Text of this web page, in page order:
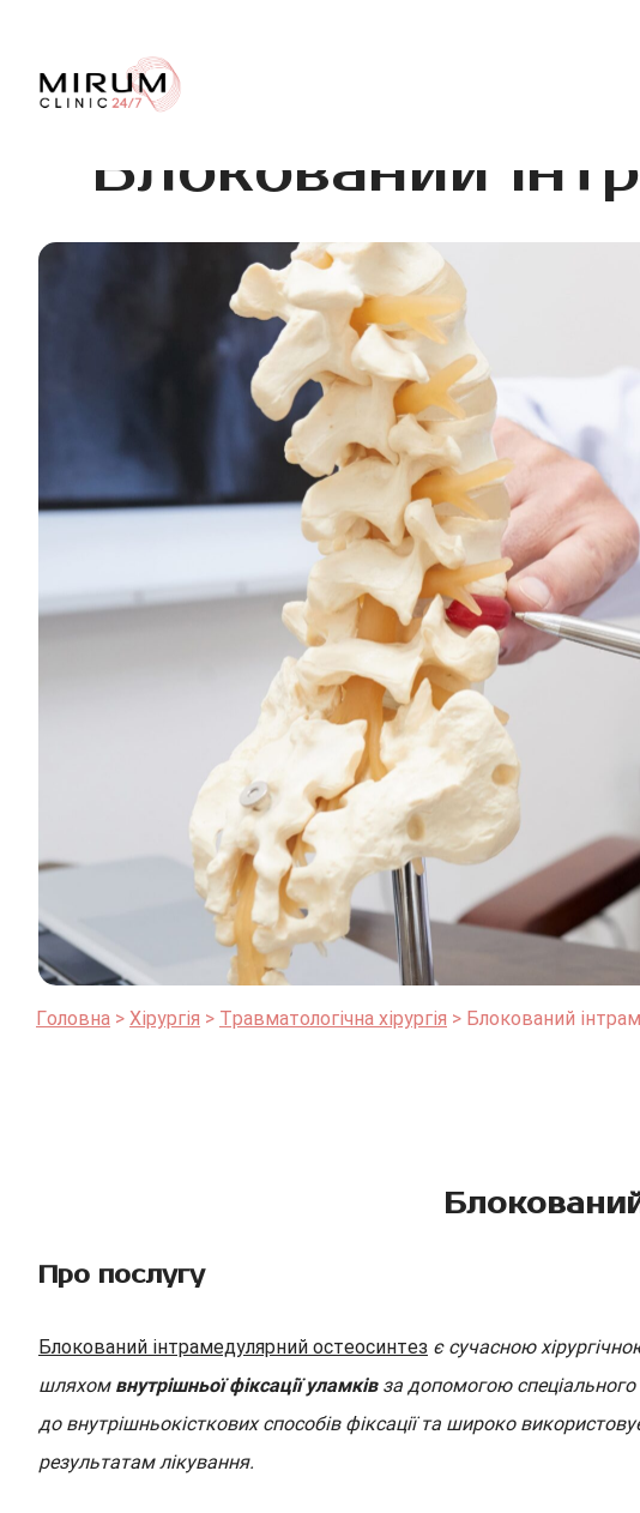
Блокований
Головна Хірургія Травматологічна хірургія Блокований
Про послугу
Блокований інтрамедулярний остеосинтез є сучасною
шляхом внутрішньої фіксації уламківза допомогою
до внутрішньокісткових способів фіксації та широко
результатам лікування.